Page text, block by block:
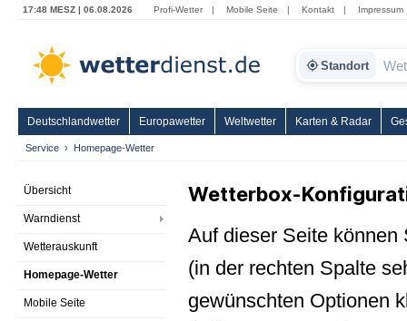
17:48 MESZ | 06.08.2026 Profi-Wetter | Mobile Seite | Kontakt | Impressum
Standort
Deutschlandwetter Europawetter Weltwetter Karten & Radar
Service Homepage-Wetter
Übersicht
Warndienst
Wetterauskunft
Homepage-Wetter
Mobile Seite
Wetterbox-
Auf dieser Seite können
(in der rechten Spalte
gewünschten Optionen